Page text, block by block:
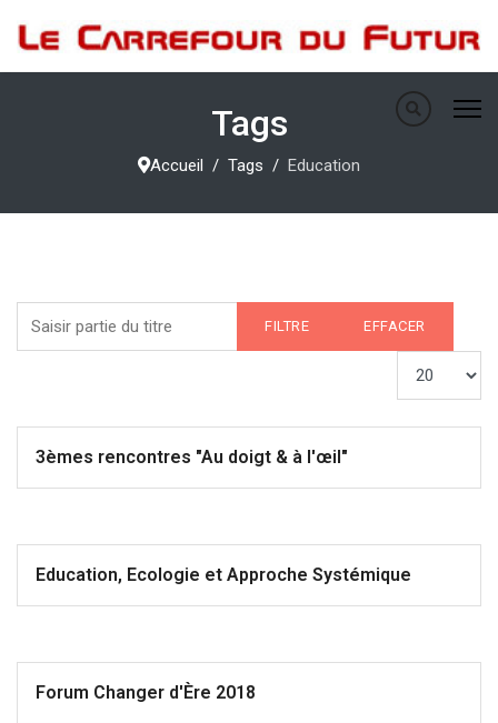
Tags
Accueil Tags Education
FILTRE EFFACER
3èmes rencontres "Au doigt & à l'œil"
Education, Ecologie et Approche Systémique
Forum Changer d'Ère 2018